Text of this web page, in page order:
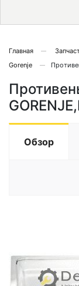
Главная
Gorenje
Обзор